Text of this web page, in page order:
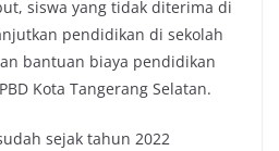
siswa yang tidak diterima di
pendidikan di sekolah
bantuan biaya pendidikan
Kota Tangerang Selatan.
sejak tahun 2022